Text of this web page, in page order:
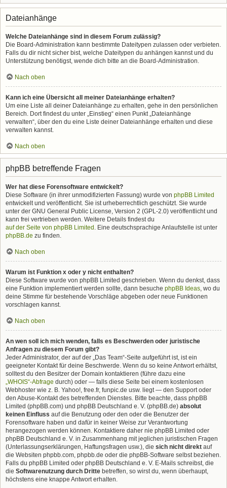
Dateianhänge
Welche Dateianhänge sind in diesem Forum zulässig?
Die Board-Administration kann bestimmte Dateitypen zulassen oder verbieten.
Falls du dir nicht sicher bist, welche Dateitypen du anhängen kannst und du
Unterstützung benötigst, wende dich bitte an die Board-Administration.
Nach oben
Kann ich eine Übersicht all meiner Dateianhänge erhalten?
Um eine Liste all deiner Dateianhänge zu erhalten, gehe in den persönlichen
Bereich. Dort findest du unter „Einstieg“ einen Punkt „Dateianhänge
verwalten“, über den du eine Liste deiner Dateianhänge erhalten und diese
verwalten kannst.
Nach oben
phpBB betreffende Fragen
Wer hat diese Forensoftware entwickelt?
Diese Software (in ihrer unmodifizierten Fassung) wurde von phpBB Limited
entwickelt und veröffentlicht. Sie ist urheberrechtlich geschützt. Sie wurde
unter der GNU General Public License, Version 2 (GPL-2.0) veröffentlicht und
kann frei vertrieben werden. Weitere Details findest du
auf der Seite von phpBB Limited . Eine deutschsprachige Anlaufstelle ist unter
phpBB.de zu finden.
Nach oben
Warum ist Funktion x oder y nicht enthalten?
Diese Software wurde von phpBB Limited geschrieben. Wenn du denkst, dass
eine Funktion implementiert werden sollte, dann besuche phpBB Ideas, wo du
deine Stimme für bestehende Vorschläge abgeben oder neue Funktionen
vorschlagen kannst.
Nach oben
An wen soll ich mich wenden, falls es Beschwerden oder juristische
Anfragen zu diesem Forum gibt?
Jeder Administrator, der auf der „Das Team“-Seite aufgeführt ist, ist ein
geeigneter Kontakt für deine Beschwerde. Wenn du so keine Antwort erhältst,
solltest du den Besitzer der Domain kontaktieren (führe dazu eine
„WHOIS“-Abfrage durch) oder — falls diese Seite bei einem kostenlosen
Webhoster wie z. B. Yahoo!, free.fr, funpic.de usw. liegt — den Support oder
den Abuse-Kontakt des betreffenden Dienstes. Bitte beachte, dass phpBB
Limited (phpBB.com) und phpBB Deutschland e. V. (phpBB.de) absolut
keinen Einfluss auf die Benutzung oder den oder die Benutzer der
Forensoftware haben und dafür in keiner Weise zur Verantwortung
herangezogen werden können. Kontaktiere daher nie phpBB Limited oder
phpBB Deutschland e. V. in Zusammenhang mit jeglichen juristischen Fragen
(Unterlassungserklärungen, Haftungsfragen usw.), die sich nicht direkt auf
die Websiten phpbb.com, phpbb.de oder die phpBB-Software selbst beziehen.
Falls du phpBB Limited oder phpBB Deutschland e. V. E-Mails schreibst, die
die Softwarenutzung durch Dritte betreffen, so wirst du, wenn überhaupt,
höchstens eine knappe Antwort erhalten.